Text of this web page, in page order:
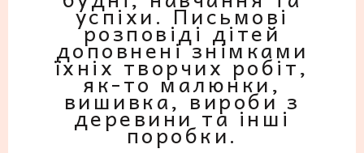
успіхи. Письмові
розповіді дітей
доповнені знімками
їхніх творчих робіт,
як-то малюнки,
вишивка, вироби з
деревини та інші
поробки.